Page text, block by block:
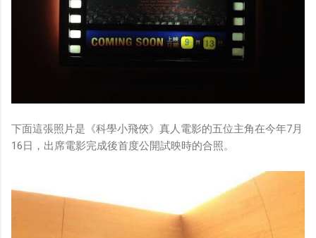
下面這張照片是《科學小飛俠》真人電影的五位主角在今年7月
16日，出席電影完成後首度公開試映時的合照。